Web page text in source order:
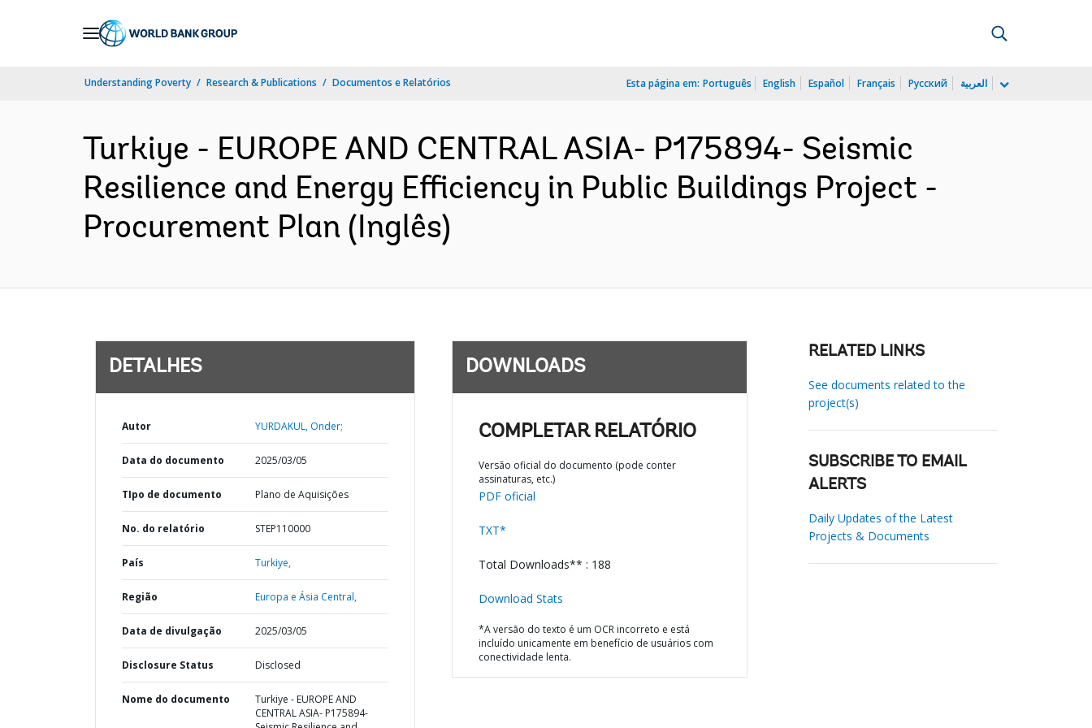
Understanding Poverty Research & Publications Documentos e Relatórios Esta página em: Português English Español Français Русский العربية
Turkiye - EUROPE AND CENTRAL ASIA- P175894- Seismic
Resilience and Energy Efficiency in Public Buildings Project -
Procurement Plan (Inglês)
DETALHES
Autor YURDAKUL, Onder;
Data do documento 2025/03/05
TIpo de documento Plano de Aquisições
No. do relatório STEP110000
País Turkiye,
Região Europa e Ásia Central,
Data de divulgação 2025/03/05
Disclosure Status Disclosed
Nome do documento
Turkiye - EUROPE AND
CENTRAL ASIA- P175894-
DOWNLOADS
COMPLETAR RELATÓRIO
Versão oficial do documento (pode conter
assinaturas, etc.)
PDF oficial
TXT*
Total Downloads** : 188
Download Stats
*A versão do texto é um OCR incorreto e está
incluído unicamente em benefício de usuários com
conectividade lenta.
RELATED LINKS
See documents related to the
project(s)
SUBSCRIBE TO EMAIL
ALERTS
Daily Updates of the Latest
Projects & Documents